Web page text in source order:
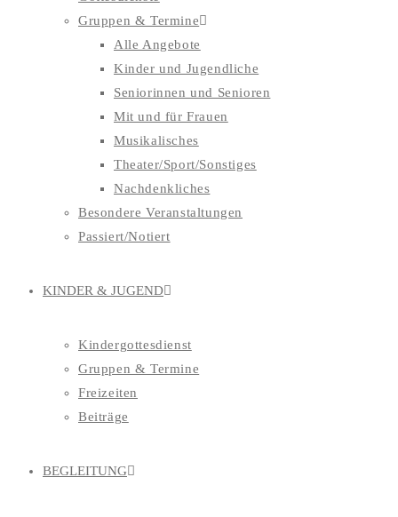
Gruppen & Termine
Alle Angebote
Kinder und Jugendliche
Seniorinnen und Senioren
Mit und für Frauen
Musikalisches
Theater/Sport/Sonstiges
Nachdenkliches
Besondere Veranstaltungen
Passiert/Notiert
KINDER & JUGEND
Kindergottesdienst
Gruppen & Termine
Freizeiten
Beiträge
BEGLEITUNG